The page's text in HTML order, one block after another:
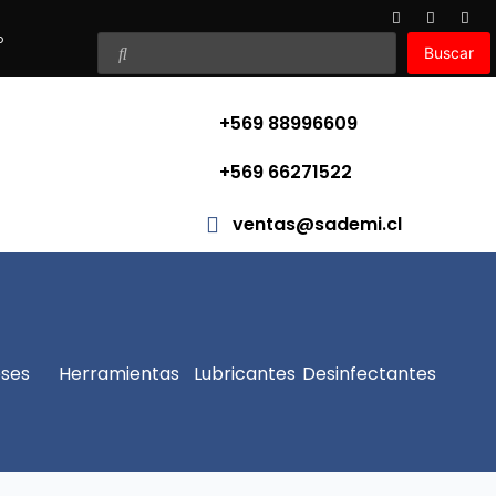
Buscar
+569 88996609
+569 66271522
ventas@sademi.cl
Herramientas Lubricantes Desinfectantes